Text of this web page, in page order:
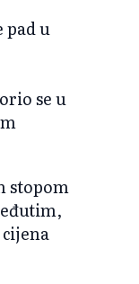
pad u
se u
stopom